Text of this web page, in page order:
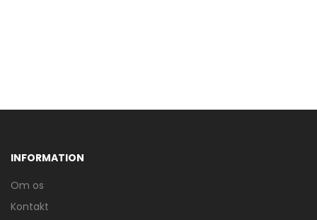
INFORMATION
Om os
Kontakt